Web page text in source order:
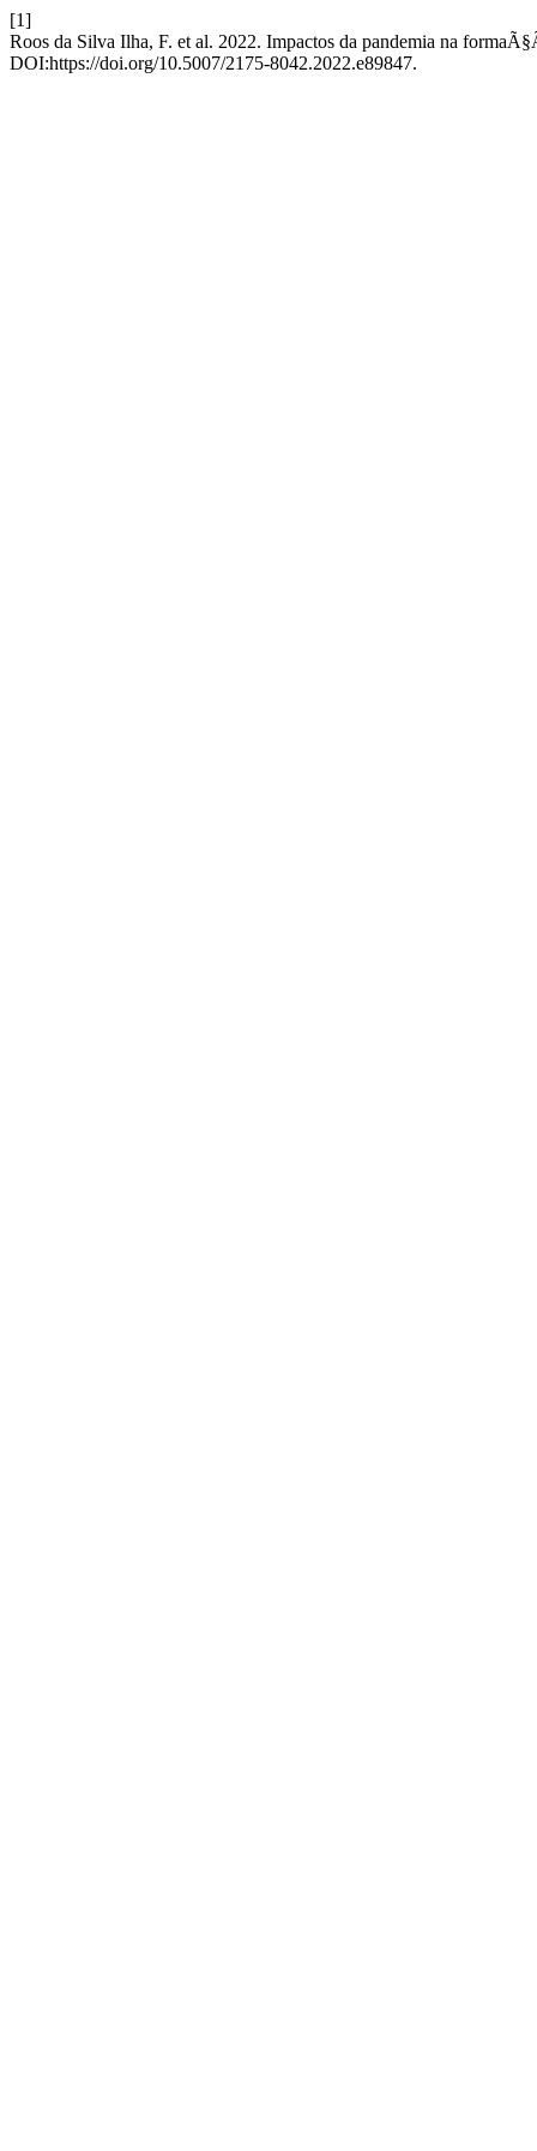
[1]
Roos da Silva Ilha, F. et al. 2022. Impactos da pandemia na
DOI:https://doi.org/10.5007/2175-8042.2022.e89847.